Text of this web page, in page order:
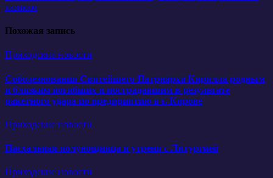
по
казакам
Похожая запись
Приходские новости
Соболезнования Святейшего Патриарха Кирилла родным
и близким погибших и пострадавшим в результате
ракетного удара по предприятию в г. Кирове
Приходские новости
Пасхальная полунощница и утреня с Литургией
Приходские новости